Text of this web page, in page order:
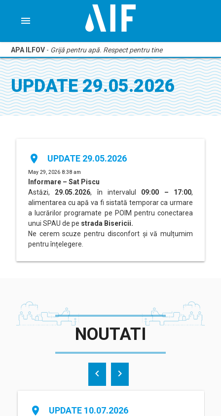
menu
APA ILFOV - Grijă pentru apă. Respect pentru tine
UPDATE 29.05.2026
place UPDATE 29.05.2026
May 29, 2026 8:38 am
Informare – Sat Piscu
Astăzi, 29.05.2026, în intervalul 09:00 – 17:00,
alimentarea cu apă va fi sistată temporar ca urmare
a lucrărilor programate pe POIM pentru conectarea
unui SPAU de pe strada Bisericii.
Ne cerem scuze pentru disconfort și vă mulțumim
pentru înțelegere.
NOUTATI
place UPDATE 10.07.2026
chevron_left chevron_right